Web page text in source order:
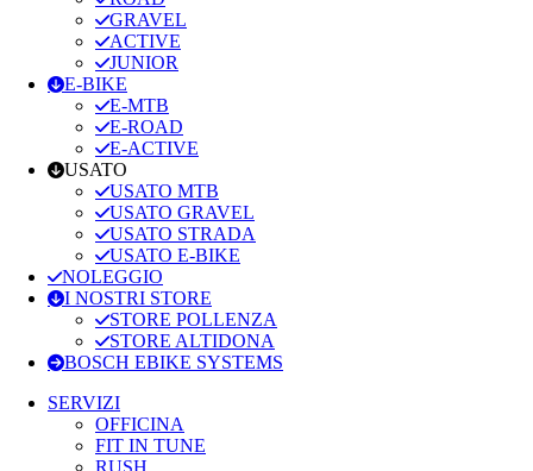
GRAVEL
ACTIVE
JUNIOR
E-BIKE
E-MTB
E-ROAD
E-ACTIVE
USATO
USATO MTB
USATO GRAVEL
USATO STRADA
USATO E-BIKE
NOLEGGIO
I NOSTRI STORE
STORE POLLENZA
STORE ALTIDONA
BOSCH EBIKE SYSTEMS
SERVIZI
OFFICINA
FIT IN TUNE
RUSH